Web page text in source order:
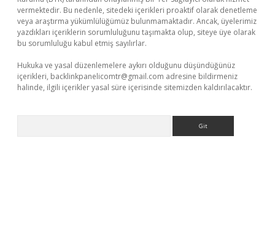
vermektedir. Bu nedenle, sitedeki içerikleri proaktif olarak denetleme
veya araştırma yükümlülüğümüz bulunmamaktadır. Ancak, üyelerimiz
yazdıkları içeriklerin sorumluluğunu taşımakta olup, siteye üye olarak
bu sorumluluğu kabul etmiş sayılırlar.
Hukuka ve yasal düzenlemelere aykırı olduğunu düşündüğünüz
içerikleri, backlinkpanelicomtr@gmail.com adresine bildirmeniz
halinde, ilgili içerikler yasal süre içerisinde sitemizden kaldırılacaktır.